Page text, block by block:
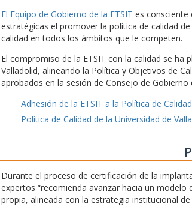
El Equipo de Gobierno de la ETSIT es consciente
estratégicas el promover la política de calidad
calidad en todos los ámbitos que le competen.
El compromiso de la ETSIT con la calidad se ha
Valladolid, alineando la Política y Objetivos de
aprobados en la sesión de Consejo de
Adhesión de la ETSIT a la Política de
Política de Calidad de la Universidad de
Durante el proceso de certificación de la
expertos “recomienda avanzar hacia un
propia, alineada con la estrategia institucional